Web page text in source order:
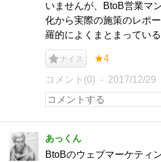
いませんが、BtoB営業マ
化から実際の施策のレポ
羅的によくまとまっている
ナイス ★4
コメント(0) 2017/12/29
あっくん
BtoBのウェブマーケティ